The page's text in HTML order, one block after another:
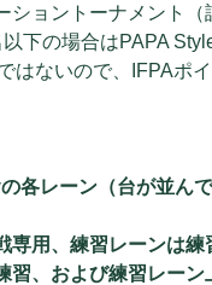
ショントーナメント（
下の場合はPAPA
はないので、IFPAポ
各レーン（台が並ん
専用、練習レーンは練
習、および練習レーン